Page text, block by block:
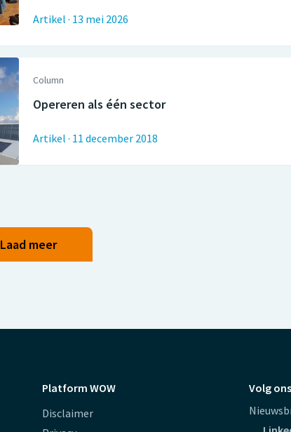
Artikel · 13 mei 2026
Opereren als één sector
Column
Artikel · 11 december 2018
Laad meer
Platform WOW
Disclaimer
Volg ons